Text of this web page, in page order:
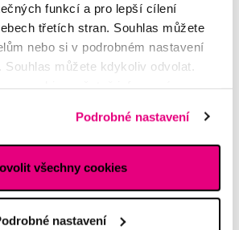
funkcí a pro lepší cílení
třetích stran. Souhlas můžete
nebo si v podrobném nastavení
můžete kdykoliv odvolat.
Podrobné nastavení
všechny cookies
nastavení